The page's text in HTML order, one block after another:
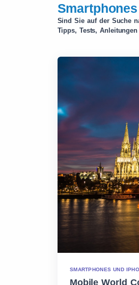
Sind Sie auf der Suche
Tipps, Tests,
SMARTPHONES UND
Mobile World